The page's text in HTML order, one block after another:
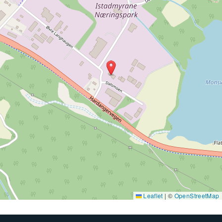
Leaflet | © OpenStreetMap